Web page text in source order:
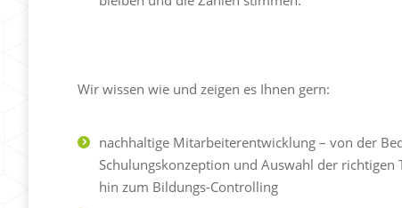
Wir wissen wie und zeigen es Ihnen gern:
nachhaltige Mitarbeiterentwicklung – von der
Schulungskonzeption und Auswahl der
hin zum Bildungs-Controlling